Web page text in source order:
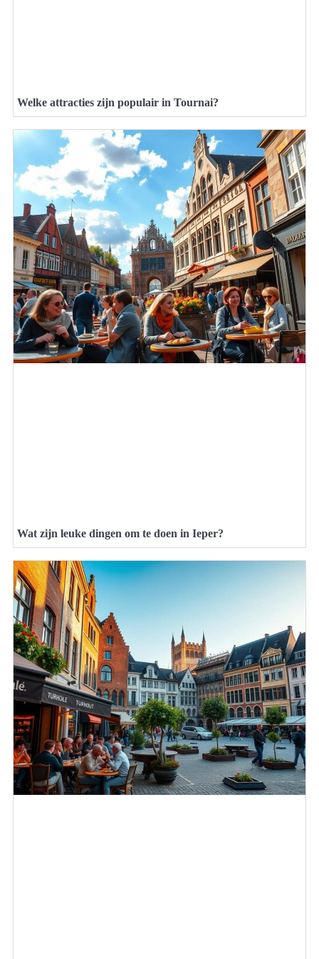
Welke attracties zijn populair in Tournai?
Wat zijn leuke dingen om te doen in Ieper?